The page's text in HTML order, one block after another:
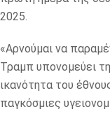
2025.
«Αρνούμαι να
Τραμπ υπονομεύει
ικανότητα του
παγκόσμιες